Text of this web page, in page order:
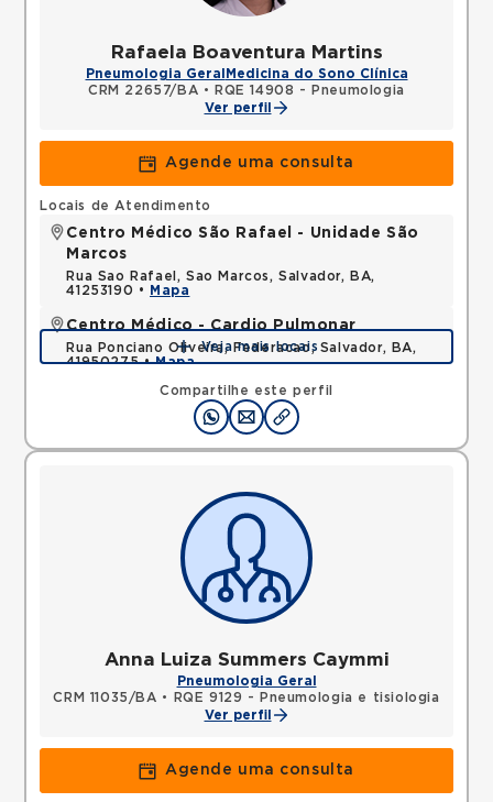
Rafaela Boaventura Martins
Pneumologia Geral Medicina do Sono Clínica
CRM 22657/BA •
RQE 14908 - Pneumologia
Ver perfil
Agende uma consulta
Compartilhe este perfil
Locais de Atendimento
Centro Médico São Rafael - Unidade São
Marcos
Rua Sao Rafael, Sao Marcos, Salvador, BA,
41253190 •
Mapa
Centro Médico - Cardio Pulmonar
Rua Ponciano Oliveira, Federacao, Salvador, BA,
41950275 •Mapa
Veja mais locais
Anna Luiza Summers Caymmi
Pneumologia Geral
CRM 11035/BA •
RQE 9129 - Pneumologia e tisiologia
Ver perfil
Agende uma consulta